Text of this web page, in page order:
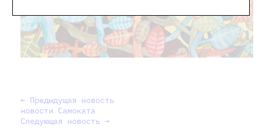
← Предыдущая новость
новости Самоката
Следующая новость →